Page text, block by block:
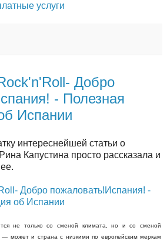
услуги
Добро
- Полезная
Испании
интереснейшей статьи о
Капустина просто рассказала и
Добро пожаловать!Испания! -
об Испании
не только со сменой климата, но и со сменой
— может и страна с низкими по европейским меркам